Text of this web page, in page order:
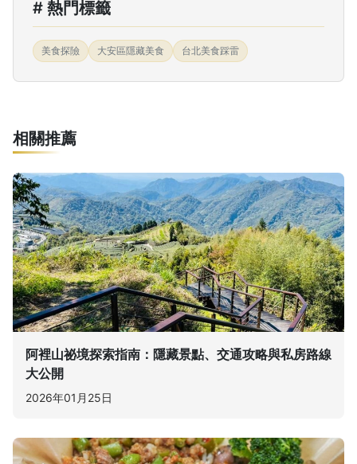
# 熱門標籤
美食探險 大安區隱藏美食 台北美食踩雷
相關推薦
阿裡山祕境探索指南：隱藏景點、交通攻略與私房路線
大公開
2026年01月25日